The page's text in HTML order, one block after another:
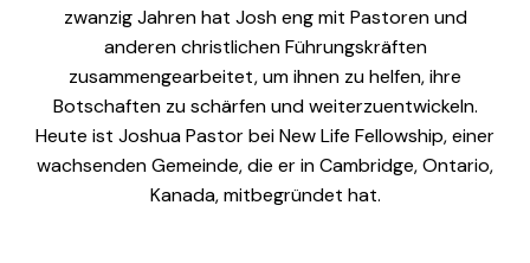
zwanzig Jahren hat Josh eng mit Pastoren und
anderen christlichen Führungskräften
zusammengearbeitet, um ihnen zu helfen, ihre
Botschaften zu schärfen und weiterzuentwickeln.
Heute ist Joshua Pastor bei New Life Fellowship, einer
wachsenden Gemeinde, die er in Cambridge, Ontario,
Kanada, mitbegründet hat.